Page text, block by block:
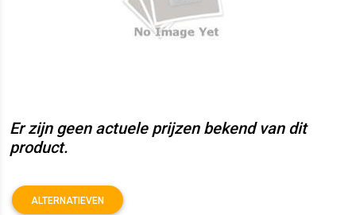
Er zijn geen actuele prijzen bekend van dit
product.
ALTERNATIEVEN